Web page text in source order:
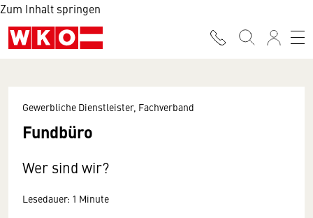
Zum Inhalt springen
Gewerbliche Dienstleister, Fachverband
Fundbüro
Wer sind wir?
Lesedauer: 1 Minute